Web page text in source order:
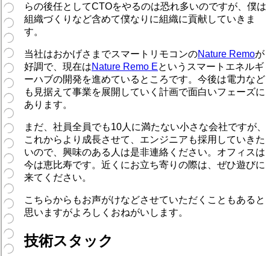
らの後任としてCTOをやるのは恐れ多いのですが、僕は
組織づくりなど含めて僕なりに組織に貢献していきま
す。
当社はおかげさまでスマートリモコンのNature Remoが
好調で、現在はNature Remo Eというスマートエネルギ
ーハブの開発を進めているところです。今後は電力など
も見据えて事業を展開していく計画で面白いフェーズに
あります。
まだ、社員全員でも10人に満たない小さな会社ですが、
これからより成長させて、エンジニアも採用していきた
いので、興味のある人は是非連絡ください。オフィスは
今は恵比寿です。近くにお立ち寄りの際は、ぜひ遊びに
来てください。
こちらからもお声がけなどさせていただくこともあると
思いますがよろしくおねがいします。
技術スタック